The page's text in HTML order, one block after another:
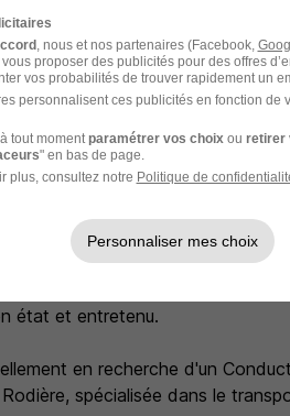
dédié dès votre arrivée avec
tout au long de votre
épanouissant avec la possibilité,
régions avec une sensation de
engagées dans un objectif
état et entretenu.
en recherche d'un
spécialisée dans le
, nous et nos partenaires (Facebook,
proposer des publicités pour des offres
vos probabilités de trouver rapidement un
personnalisent ces publicités en fonction de
tout moment paramétrer vos choix ou retirer
" en bas de page.
plus, consultez notre Politique de
Personnaliser mes choix